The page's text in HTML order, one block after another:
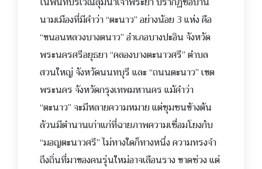
นามเมืองที่มีคำว่า“ตะนาว” อย่างน้อย 3 แห่ง คือ
“ขนอนหลวงบางตนาว” อำเภอบางปะอิน จังหวัด
พระนครศรีอยุธยา “คลองบางตะนาวศรี” ตำบล
สวนใหญ่ จังหวัดนนทบุรี และ “ถนนตะนาว” เขต
พระนคร จังหวัดกรุงเทพมหานคร แม้คำว่า
“ตะนาว” จะมีหลายความหมาย แต่ชุมชนข้างต้น
ล้วนมีตำนานเก่าแก่ที่ฉายภาพความเชื่อมโยงกับ
“มอญตะนาวศรี” ไม่ทางใดก็ทางหนึ่ง ความทรงจำ
ถึงถิ่นที่มาของคนรุ่นใหม่อาจเลือนราง ขาดช่วง แต่